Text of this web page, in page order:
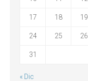
17 18 19
24 25 26
31
« Dic